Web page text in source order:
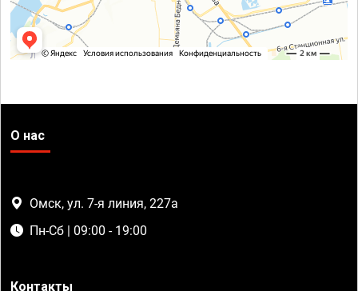
О нас
Омск, ул. 7-я линия, 227а
Пн-Сб | 09:00 - 19:00
Контакты